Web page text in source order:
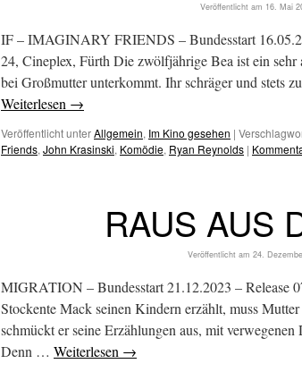
Veröffentlicht am 16. Mai
IF – IMAGINARY FRIENDS – Bundesstart
24, Cineplex, Fürth Die zwölfjährige Bea ist ein sehr
bei Großmutter unterkommt. Ihr schräger und stets
Weiterlesen →
Veröffentlicht unterAllgemein, Im Kino gesehen |
Friends, John Krasinski, Komödie, Ryan Reynolds |
RAUS AUS
Veröffentlicht am 24.
MIGRATION – Bundesstart 21.12.2023 – Release
Stockente Mack seinen Kindern erzählt, muss
schmückt er seine Erzählungen aus, mit
Denn … Weiterlesen →